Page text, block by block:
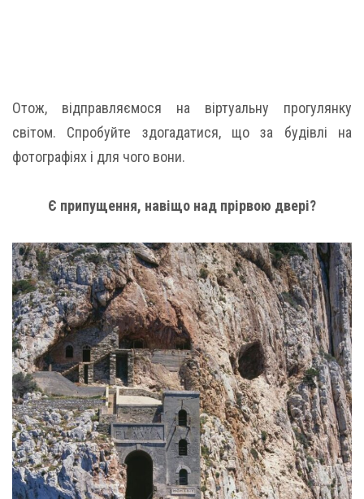
Отож, відправляємося на віртуальну прогулянку
світом. Спробуйте здогадатися, що за будівлі на
фотографіях і для чого вони.
Є припущення, навіщо над прірвою двері?